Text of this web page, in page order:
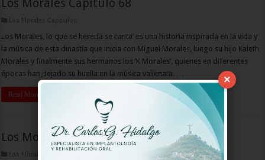
Los Morales Capitulo 68
Los Morales Capitulos
Los Morales, lo que se hereda se canta’ es una historia inspirada en la vida y
la música de esta dinastía que inicia con Miguel Morales, luego su hijo Kaleth
Morales y finalmente sus hermanos los ‘K Morales’, quienes en diferentes
épocas han dejado su huella en la música vallenata. …
Read More »
Los Morales Capitulo 67
Los Morales Capitulos
×